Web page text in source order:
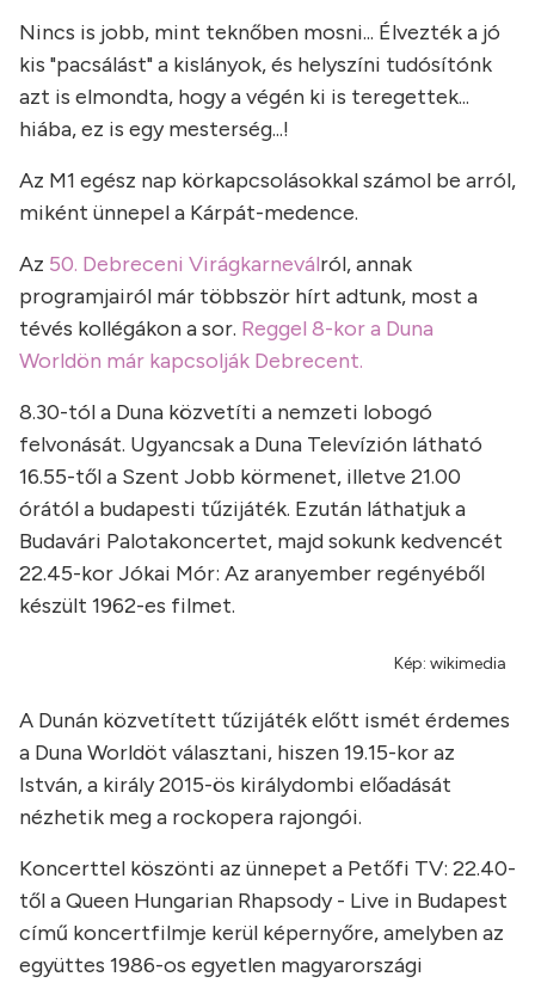
Nincs is jobb, mint teknőben mosni... Élvezték a jó
kis "pacsálást" a kislányok, és helyszíni tudósítónk
azt is elmondta, hogy a végén ki is teregettek...
hiába, ez is egy mesterség...!
Az M1 egész nap körkapcsolásokkal számol be arról,
miként ünnepel a Kárpát-medence.
Az 50. Debreceni Virágkarneválról, annak
programjairól már többször hírt adtunk, most a
tévés kollégákon a sor. Reggel 8-kor a Duna
Worldön már kapcsolják Debrecent.
8.30-tól a Duna közvetíti a nemzeti lobogó
felvonását. Ugyancsak a Duna Televízión látható
16.55-től a Szent Jobb körmenet, illetve 21.00
órától a budapesti tűzijáték. Ezután láthatjuk a
Budavári Palotakoncertet, majd sokunk kedvencét
22.45-kor Jókai Mór: Az aranyember regényéből
készült 1962-es filmet.
Kép: wikimedia
A Dunán közvetített tűzijáték előtt ismét érdemes
a Duna Worldöt választani, hiszen 19.15-kor az
István, a király 2015-ös királydombi előadását
nézhetik meg a rockopera rajongói.
Koncerttel köszönti az ünnepet a Petőfi TV: 22.40-
től a Queen Hungarian Rhapsody - Live in Budapest
című koncertfilmje kerül képernyőre, amelyben az
együttes 1986-os egyetlen magyarországi